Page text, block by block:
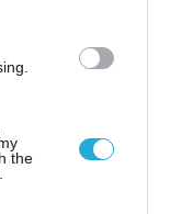
the
του Αρκά για
της